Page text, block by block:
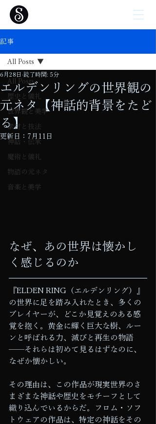
記事
All Posts
歴史と儀礼
世界観と美学
素材と技法
神話・伝承
魔術と儀礼
物語の元ネタ
音楽と美学
All Posts
エルデンリングの世界観の
元ネタ【神話的背景をたど
る】
6月28日 読了時間: 5分
更新日： 7月11日
なぜ、あの世界は懐かし
く感じるのか
『ELDEN RING（エルデンリング）』
の世界に足を踏み入れたとき、多くの
プレイヤーが、どこか見覚えのある感
覚を抱く。黄金に輝く巨大な樹、ルー
ンと呼ばれる力、滅びと再生の物語
——それらは初めて見るはずなのに、
なぜか懐かしい。
その理由は、この作品が現実世界のさ
まざまな神話や歴史をモチーフとして
織り込んでいるからだ。フロム・ソフ
トウェアの作品は、特定の神話をその